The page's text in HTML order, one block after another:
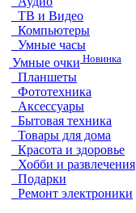
ТВ и Видео
Компьютеры
Умные часы
Умные очки Новинка
Планшеты
Фототехника
Аксессуары
Бытовая техника
Товары для дома
Красота и здоровье
Хобби и развлечения
Подарки
Ремонт электроники